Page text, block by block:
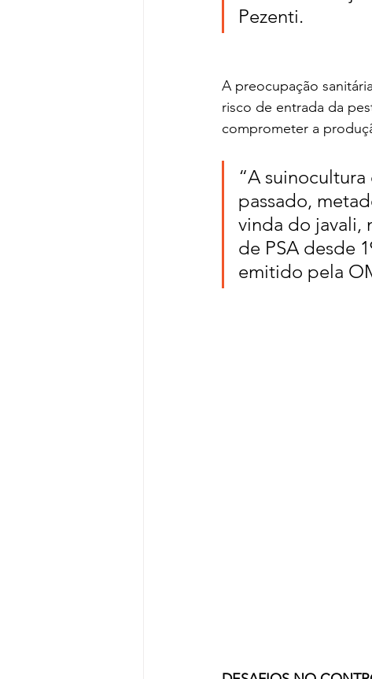
Pezenti.
A preocupação
risco de entrada da
comprometer a
“A
passado,
vinda do javali,
de PSA desde
emitido pela